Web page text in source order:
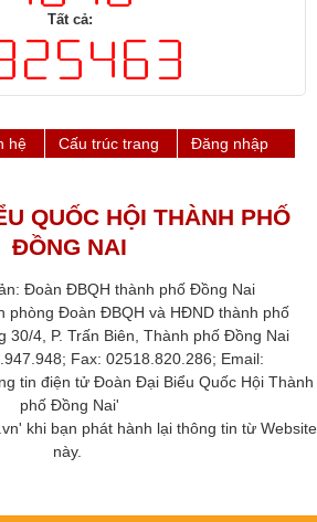
Tất cả:
hệ Cấu trúc trang Đăng nhập
QUỐC HỘI THÀNH PHỐ
ĐỒNG NAI
Đoàn ĐBQH thành phố Đồng Nai
phòng Đoàn ĐBQH và HĐND thành phố​
30/4, P. Trấn Biên, Thành phố Đồng Nai
Fax: 02518.820.286​; Email:
tin điện tử Đoàn Đại Biểu Quốc Hội Thành
phố ​Đồng Nai'
khi bạn phát hành lại thông tin từ Website
này. ​​